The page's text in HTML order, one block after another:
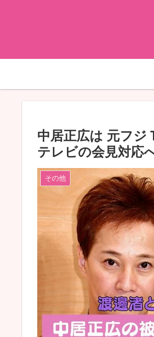
中居正広は 元フジ
テレビの会見対応
その他